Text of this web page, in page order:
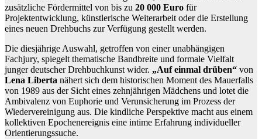
zusätzliche Fördermittel von bis zu 20 000 Euro für
Projektentwicklung, künstlerische Weiterarbeit oder die Erstellung
eines neuen Drehbuchs zur Verfügung gestellt werden.
Die diesjährige Auswahl, getroffen von einer unabhängigen
Fachjury, spiegelt thematische Bandbreite und formale Vielfalt
junger deutscher Drehbuchkunst wider. „Auf einmal drüben“ von
Lena Liberta nähert sich dem historischen Moment des Mauerfalls
von 1989 aus der Sicht eines zehnjährigen Mädchens und lotet die
Ambivalenz von Euphorie und Verunsicherung im Prozess der
Wiedervereinigung aus. Die kindliche Perspektive macht aus einem
kollektiven Epochenereignis eine intime Erfahrung individueller
Orientierungssuche.